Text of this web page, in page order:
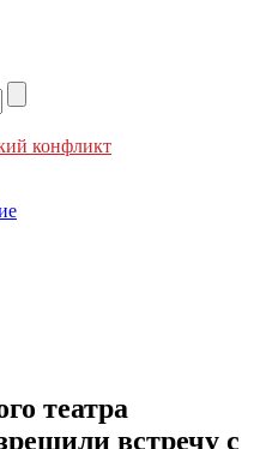
конфликт
театра
встречу с